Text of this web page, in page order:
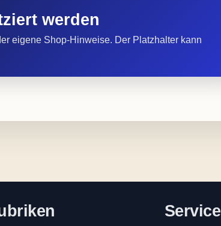
werden
eigene Shop-Hinweise. Der Platzhalter kann
Service